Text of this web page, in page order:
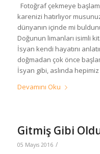
Fotoğraf çekmeye
karenizi hatırlıyor
dünyanın içinde mi
Doğunun limanları isimli
İsyan kendi hayatını
doğmadan çok önce
İsyan gibi, aslında
Devamını Oku
Gitmiş Gibi
05 Mayıs 2016 /